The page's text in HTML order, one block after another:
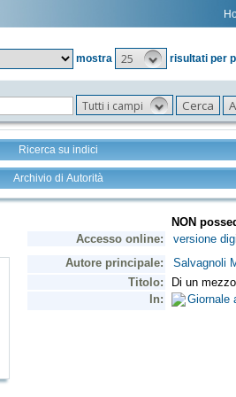
mostra
25 risultati per
Tutti i campi
Ricerca su indici
Archivio di Autorità